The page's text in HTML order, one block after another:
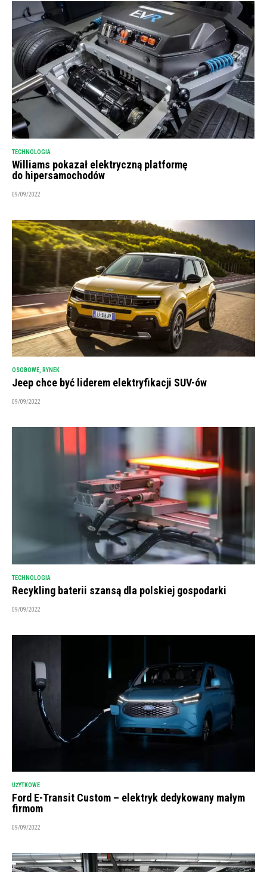
TECHNOLOGIA
Williams pokazał elektryczną platformę
do hipersamochodów
09/09/2022
OSOBOWE, RYNEK
Jeep chce być liderem elektryfikacji SUV-ów
09/09/2022
TECHNOLOGIA
Recykling baterii szansą dla polskiej gospodarki
09/09/2022
UŻYTKOWE
Ford E-Transit Custom – elektryk dedykowany małym
firmom
09/09/2022